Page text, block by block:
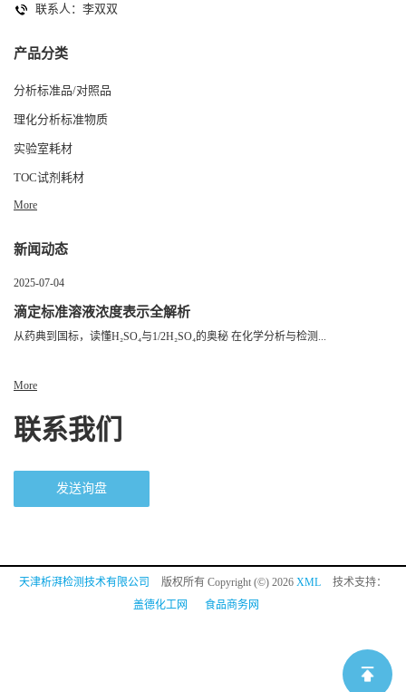
联系人：李双双
产品分类
分析标准品/对照品
理化分析标准物质
实验室耗材
TOC试剂耗材
More
新闻动态
2025-07-04
滴定标准溶液浓度表示全解析
从药典到国标，读懂H₂SO₄与1/2H₂SO₄的奥秘 在化学分析与检测...
More
联系我们
发送询盘
天津析湃检测技术有限公司 版权所有 Copyright (©) 2026 XML
技术支持：
盖德化工网
食品商务网